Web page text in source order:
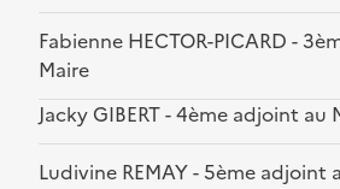
Fabienne HECTOR-PICARD -
Maire
Jacky GIBERT - 4ème adjoint au
Ludivine REMAY - 5ème adjoint